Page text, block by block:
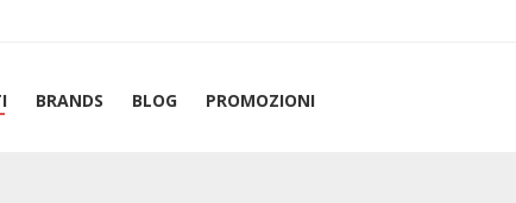
BRANDS BLOG PROMOZIONI